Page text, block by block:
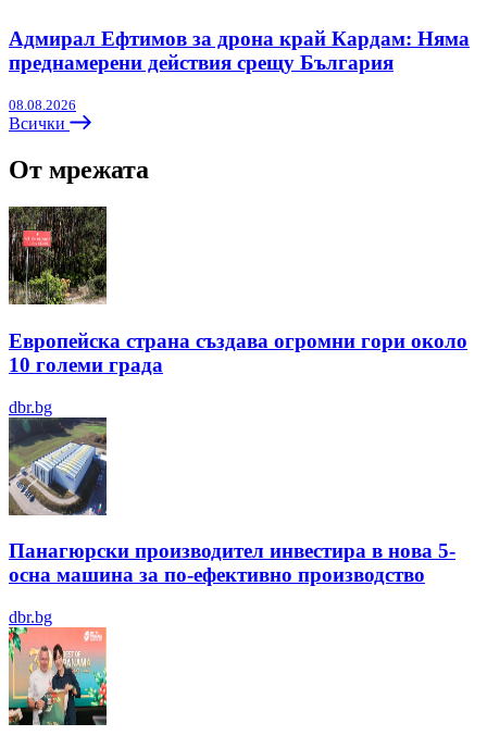
Адмирал Ефтимов за дрона край Кардам: Няма
преднамерени действия срещу България
08.08.2026
Всички
От мрежата
Европейска страна създава огромни гори около
10 големи града
dbr.bg
Панагюрски производител инвестира в нова 5-
осна машина за по-ефективно производство
dbr.bg